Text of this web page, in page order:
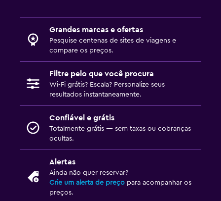
Grandes marcas e ofertas
Pesquise centenas de sites de viagens e
compare os preços.
Filtre pelo que você procura
Wi-Fi grátis? Escala? Personalize seus
resultados instantaneamente.
Confiável e grátis
Totalmente grátis — sem taxas ou cobranças
ocultas.
Alertas
Ainda não quer reservar?
Crie um alerta de preço para acompanhar os
preços.